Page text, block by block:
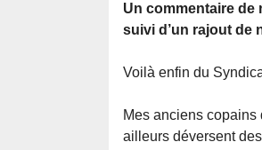
Un commentaire de
suivi d’un rajout de
Voilà enfin du
Mes anciens
ailleurs déversent